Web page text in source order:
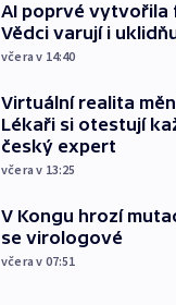
AI poprvé vytvořila
Vědci varují i
včera v 14:40
Virtuální realita
Lékaři si otestují
český expert
včera v 13:25
V Kongu hrozí
se virologové
včera v 07:51